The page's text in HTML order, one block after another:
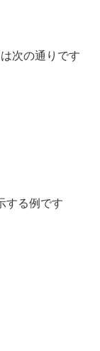
次の通りです
する例です